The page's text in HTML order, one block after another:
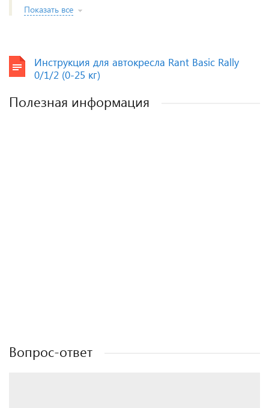
Показать все
Инструкция для автокресла Rant Basic Rally
0/1/2 (0-25 кг)
Полезная информация
Вопрос-ответ